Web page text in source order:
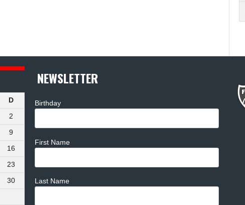
D
2
9
16
23
30
NEWSLETTER
Birthday
First Name
Last Name